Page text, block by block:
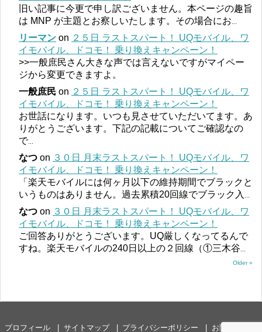
旧い記事に今更で申し訳ございません。本ページの趣旨
は MNP が主題とお察しいたします。その場合にお
リーマン on ２５日 ラストスパート！ UQモバイル、ワ
イモバイル、ドコモ！ 乗り換えキャンペーン！
>>一般庶民さん大きな声では言えないですがマイペー
ジから変更できますよ。
一般庶民 on ２５日 ラストスパート！ UQモバイル、ワ
イモバイル、ドコモ！ 乗り換えキャンペーン！
お世話になります。いつも見させていただいてます。あ
りがとうございます。下記の記載についてご確認なの
で...
なつ on ３０日 月末ラストスパート！ UQモバイル、ワ
イモバイル、ドコモ！ 乗り換えキャンペーン！
「楽天モバイルには何ヶ月以下の維持期間でブラックと
いうものはありません。過去累積20回線でブラック入
なつ on ３０日 月末ラストスパート！ UQモバイル、ワ
イモバイル、ドコモ！ 乗り換えキャンペーン！
ご回答ありがとうございます。UQ厳しくなってるんで
すね。楽天モバイルの240日以上の２回線（①三木谷
Older »
プロフィール サイトマップ プライバシーポリシー お問い合わせ